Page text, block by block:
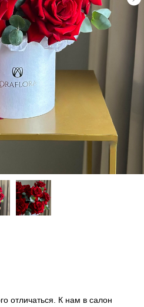
отличаться. К нам в салон